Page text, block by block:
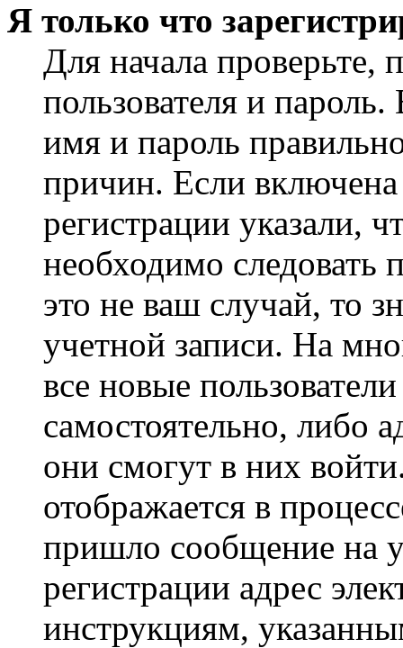
Я только что
Для начала проверьте,
пользователя и
имя и пароль
причин. Если
регистрации указали,
необходимо
это не ваш случай, то
учетной записи. На
все новые
самостоятельно, либо
они смогут в них
отображается в
пришло сообщение на
регистрации адрес
инструкциям,